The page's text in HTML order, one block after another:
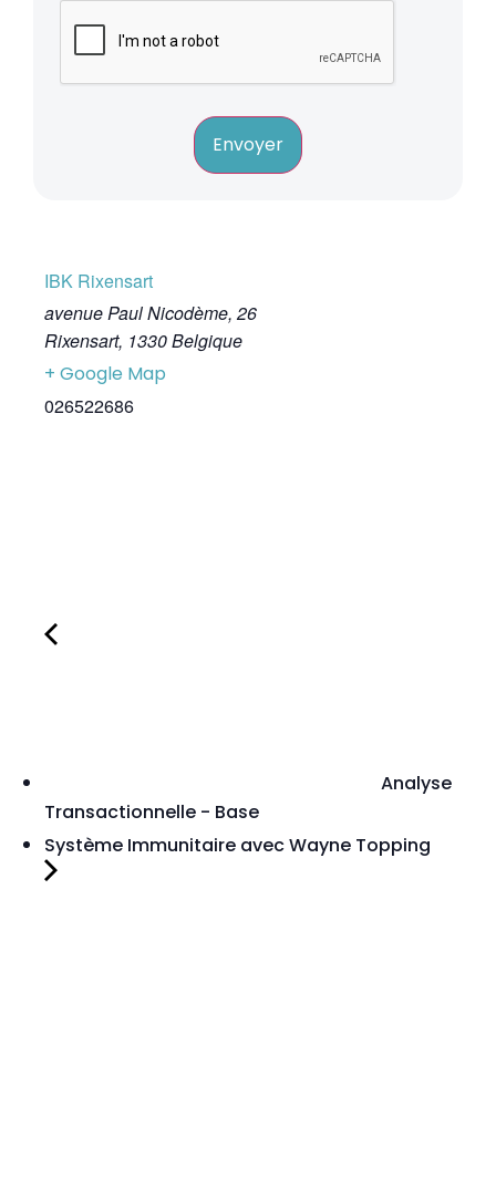
Envoyer
IBK Rixensart
avenue Paul Nicodème, 26
Rixensart, 1330Belgique
+ Google Map
026522686
Analyse
Transactionnelle - Base
Système Immunitaire avec Wayne Topping